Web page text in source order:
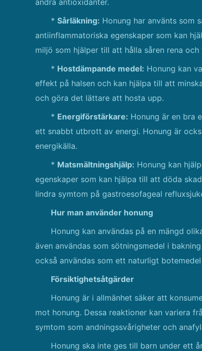
andra antioxidanter.
* Sårläkning: Honung har använts som
antiinflammatoriska egenskaper som kan
miljö som hjälper till att hålla såren rena
* Hostdämpande medel: Honung kan
effekt på halsen och kan hjälpa till att
och göra det lättare att hosta upp.
* Energiförstärkare: Honung är en bra
ett snabbt utbrott av energi. Honung är
energikälla.
* Matsmältningshjälp: Honung kan
egenskaper som kan hjälpa till att döda
lindra symtom på gastroesofageal
Hur man använder honung
Honung kan användas på en mängd
även användas som sötningsmedel i
också användas som ett naturligt
Försiktighetsåtgärder
Honung är i allmänhet säker att
mot honung. Dessa reaktioner kan variera
symtom som andningssvårigheter och
Honung ska inte ges till barn under ett